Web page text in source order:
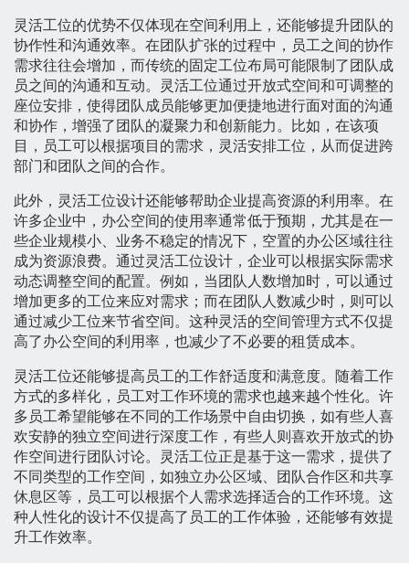
灵活工位的优势不仅体现在空间利用上，还能够提升团队的
协作性和沟通效率。在团队扩张的过程中，员工之间的协作
需求往往会增加，而传统的固定工位布局可能限制了团队成
员之间的沟通和互动。灵活工位通过开放式空间和可调整的
座位安排，使得团队成员能够更加便捷地进行面对面的沟通
和协作，增强了团队的凝聚力和创新能力。比如，在该项
目，员工可以根据项目的需求，灵活安排工位，从而促进跨
部门和团队之间的合作。
此外，灵活工位设计还能够帮助企业提高资源的利用率。在
许多企业中，办公空间的使用率通常低于预期，尤其是在一
些企业规模小、业务不稳定的情况下，空置的办公区域往往
成为资源浪费。通过灵活工位设计，企业可以根据实际需求
动态调整空间的配置。例如，当团队人数增加时，可以通过
增加更多的工位来应对需求；而在团队人数减少时，则可以
通过减少工位来节省空间。这种灵活的空间管理方式不仅提
高了办公空间的利用率，也减少了不必要的租赁成本。
灵活工位还能够提高员工的工作舒适度和满意度。随着工作
方式的多样化，员工对工作环境的需求也越来越个性化。许
多员工希望能够在不同的工作场景中自由切换，如有些人喜
欢安静的独立空间进行深度工作，有些人则喜欢开放式的协
作空间进行团队讨论。灵活工位正是基于这一需求，提供了
不同类型的工作空间，如独立办公区域、团队合作区和共享
休息区等，员工可以根据个人需求选择适合的工作环境。这
种人性化的设计不仅提高了员工的工作体验，还能够有效提
升工作效率。